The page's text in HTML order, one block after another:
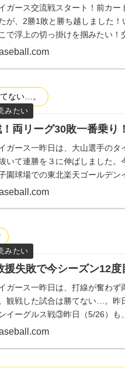
ガース交流戦スタート！前カ
が、2勝1敗と勝ち越しました
で浮上の切っ掛けを掴みたい
ない…。
両リーグ30敗一番乗り
ガース一昨日は、大山選手の
いて連勝を３に伸ばしました
園球場での東北楽天ゴールデ
援失敗で今シーズン12
ガース一昨日は、打線が奮わ
観戦した試合は勝てない…。昨
イーグルス戦③昨日（5/26）も
...